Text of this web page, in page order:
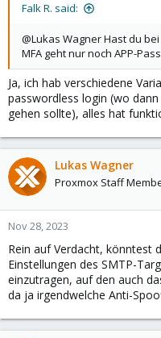
Falk R. said:
@Lukas Wagner Hast du
MFA geht nur noch APP-
Ja, ich hab verschiedene
passwordless login (wo
gehen sollte), alles hat
Lukas Wagner
Proxmox Staff
Nov 28, 2023
Rein auf Verdacht, könntest
Einstellungen des SMTP-
einzutragen, auf den auch
da ja irgendwelche Anti-